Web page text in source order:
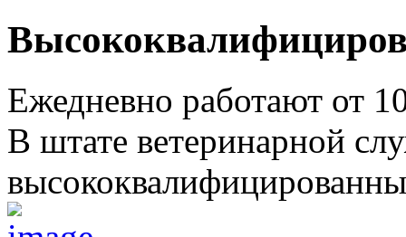
Ежедневно работают от
В штате ветеринарной